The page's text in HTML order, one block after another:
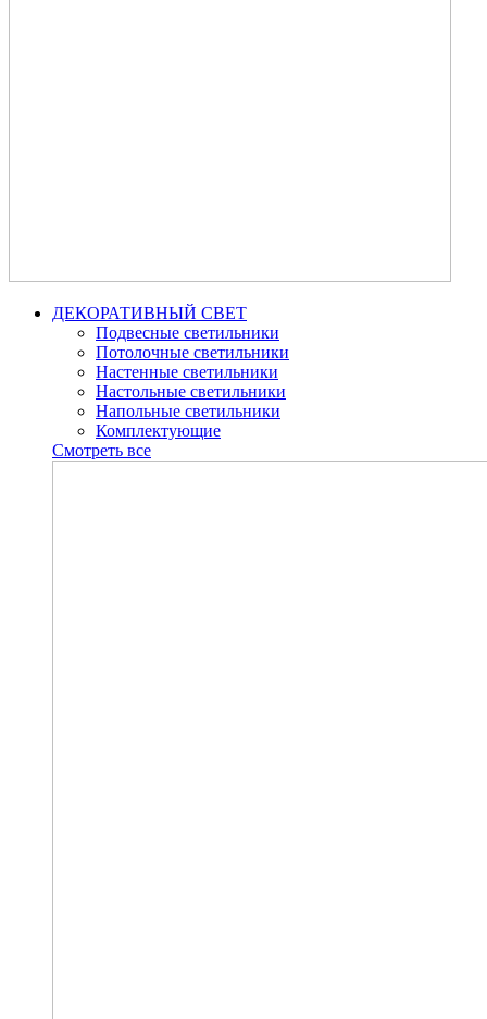
ДЕКОРАТИВНЫЙ СВЕТ
Подвесные светильники
Потолочные светильники
Настенные светильники
Настольные светильники
Напольные светильники
Комплектующие
Смотреть все